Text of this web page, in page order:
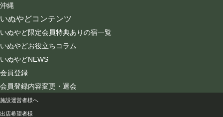
沖縄
いぬやどコンテンツ
いぬやど限定会員特典ありの宿一覧
いぬやどお役立ちコラム
いぬやどNEWS
会員登録
会員登録内容変更・退会
会社情報
施設運営者様へ
出店希望者様